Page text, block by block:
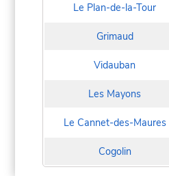
Le Plan-de-la-Tour
Grimaud
Vidauban
Les Mayons
Le Cannet-des-Maures
Cogolin